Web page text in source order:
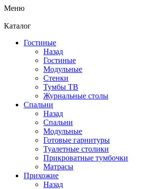
Меню
Каталог
Гостиные
Назад
Гостиные
Модульные
Стенки
Тумбы ТВ
Журнальные столы
Спальни
Назад
Спальни
Модульные
Готовые гарнитуры
Туалетные столики
Прикроватные тумбочки
Матрасы
Прихожие
Назад